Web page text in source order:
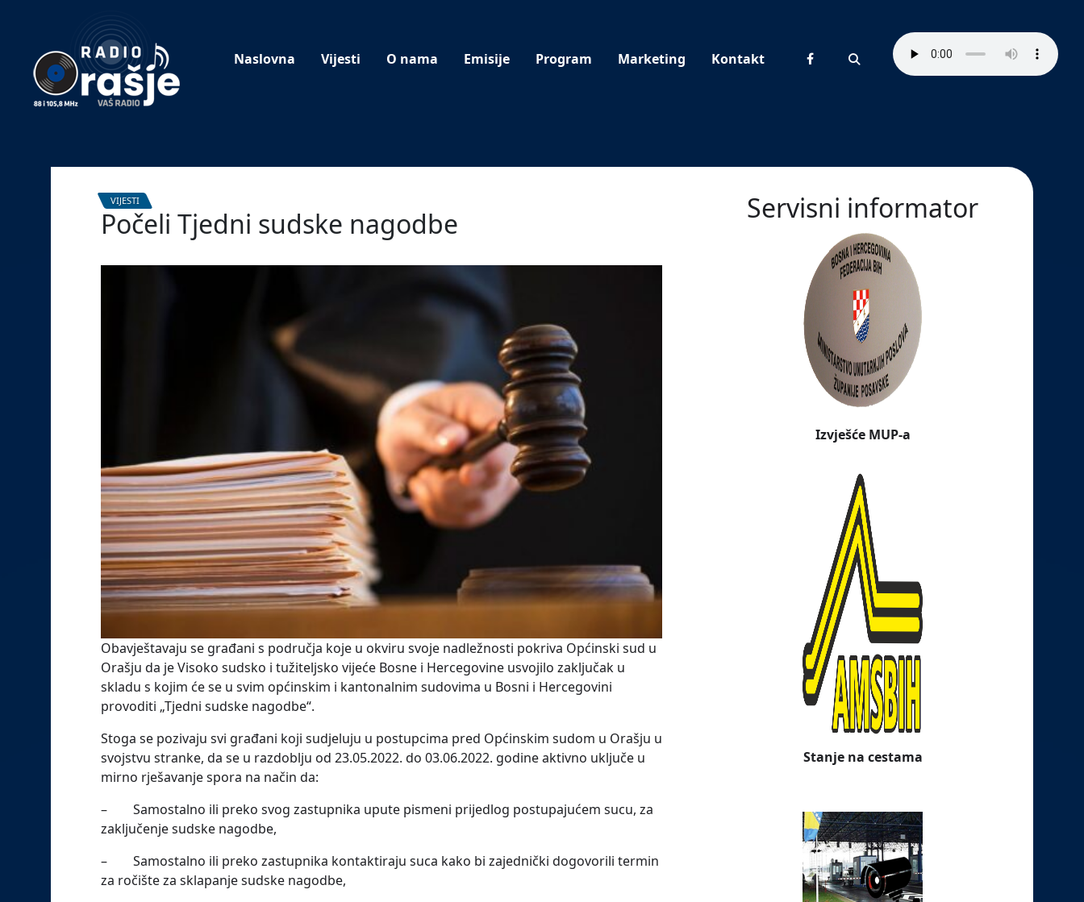
website!
Naslovna Vijesti O nama Emisije Program Marketing Kontakt
VIJESTI
Počeli Tjedni sudske nagodbe
Obavještavaju se građani s područja koje u okviru svoje nadležnosti pokriva Općinski sud u
Orašju da je Visoko sudsko i tužiteljsko vijeće Bosne i Hercegovine usvojilo zaključak u
skladu s kojim će se u svim općinskim i kantonalnim sudovima u Bosni i Hercegovini
provoditi „Tjedni sudske nagodbe“.
Stoga se pozivaju svi građani koji sudjeluju u postupcima pred Općinskim sudom u Orašju u
svojstvu stranke, da se u razdoblju od 23.05.2022. do 03.06.2022. godine aktivno uključe u
mirno rješavanje spora na način da:
– Samostalno ili preko svog zastupnika upute pismeni prijedlog postupajućem sucu, za
zaključenje sudske nagodbe,
– Samostalno ili preko zastupnika kontaktiraju suca kako bi zajednički dogovorili termin
za ročište za sklapanje sudske nagodbe,
Servisni informator
Izvješće MUP-a
Stanje na cestama